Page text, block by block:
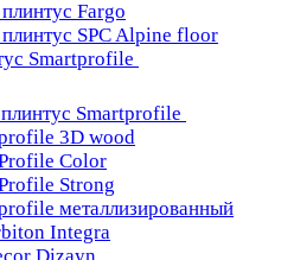
Fargo
SPC Alpine floor
Smartprofile
Smartprofile
3D wood
Color
Strong
металлизированный
Integra